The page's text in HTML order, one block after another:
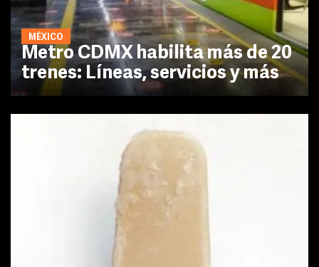
MÉXICO
Metro CDMX habilita más de 20
trenes: Líneas, servicios y más